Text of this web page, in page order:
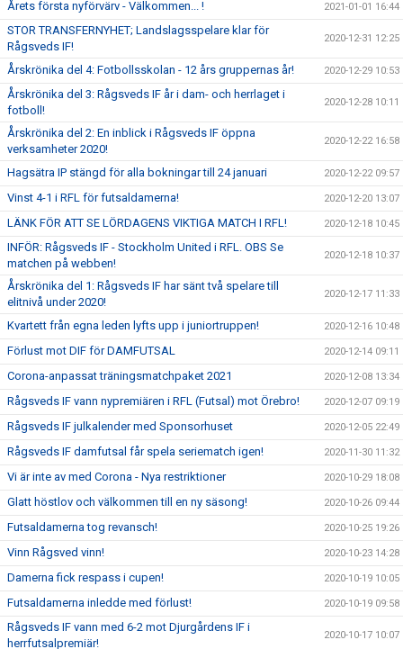
Årets första nyförvärv - Välkommen... ! 2021-01-01 16:44
STOR TRANSFERNYHET; Landslagsspelare klar för
Rågsveds IF!
2020-12-31 12:25
Årskrönika del 4: Fotbollsskolan - 12 års gruppernas år! 2020-12-29 10:53
Årskrönika del 3: Rågsveds IF år i dam- och herrlaget i
fotboll!
2020-12-28 10:11
Årskrönika del 2: En inblick i Rågsveds IF öppna
verksamheter 2020!
2020-12-22 16:58
Hagsätra IP stängd för alla bokningar till 24 januari 2020-12-22 09:57
Vinst 4-1 i RFL för futsaldamerna! 2020-12-20 13:07
LÄNK FÖR ATT SE LÖRDAGENS VIKTIGA MATCH I RFL! 2020-12-18 10:45
INFÖR: Rågsveds IF - Stockholm United i RFL. OBS Se
matchen på webben!
2020-12-18 10:37
Årskrönika del 1: Rågsveds IF har sänt två spelare till
elitnivå under 2020!
2020-12-17 11:33
Kvartett från egna leden lyfts upp i juniortruppen! 2020-12-16 10:48
Förlust mot DIF för DAMFUTSAL 2020-12-14 09:11
Corona-anpassat träningsmatchpaket 2021 2020-12-08 13:34
Rågsveds IF vann nypremiären i RFL (Futsal) mot Örebro! 2020-12-07 09:19
Rågsveds IF julkalender med Sponsorhuset 2020-12-05 22:49
Rågsveds IF damfutsal får spela seriematch igen! 2020-11-30 11:32
Vi är inte av med Corona - Nya restriktioner 2020-10-29 18:08
Glatt höstlov och välkommen till en ny säsong! 2020-10-26 09:44
Futsaldamerna tog revansch! 2020-10-25 19:26
Vinn Rågsved vinn! 2020-10-23 14:28
Damerna fick respass i cupen! 2020-10-19 10:05
Futsaldamerna inledde med förlust! 2020-10-19 09:58
Rågsveds IF vann med 6-2 mot Djurgårdens IF i
herrfutsalpremiär!
2020-10-17 10:07